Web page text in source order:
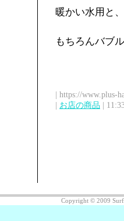
暖かい水用と
もちろんバブ
| https://www.plus-
| お店の商品 |
Copyright © 2009